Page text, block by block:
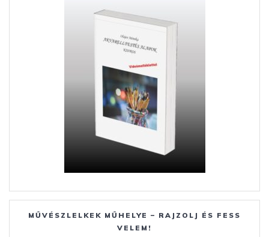
k er
MŰVÉSZLELKEK MŰHELYE – RAJZOLJ ÉS FESS
VELEM!